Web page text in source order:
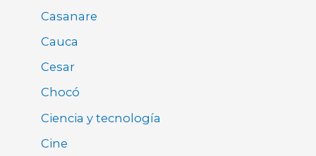
Casanare
Cauca
Cesar
Chocó
Ciencia y tecnología
Cine